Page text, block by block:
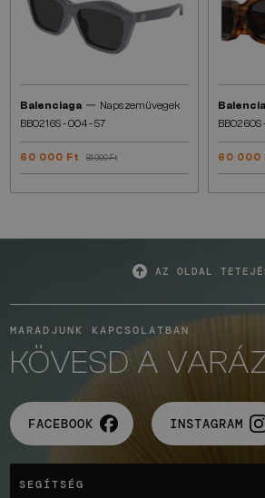
Balenciaga — Napszemüvegek
BB0216S - 004 - 57
60 000 Ft 81 000 Ft
BB0260S
60 000
AZ OLDAL
MARADJUNK KAPCSOLATBAN
KÖVESD A
FACEBOOK INSTAGRAM
SEGÍTSÉG